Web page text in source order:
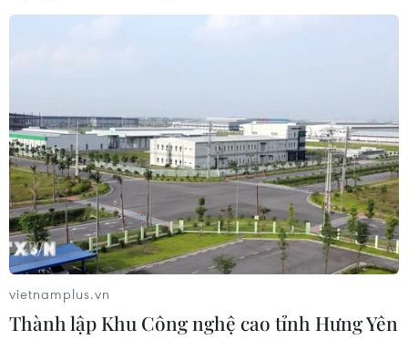
Tây Ban Nha: 100 người thiệt mạng
trong vụ vượt biển ồ ạt vào Ceuta
06/08/2026 16:03
Đức tuyên án chung thân đối tượng
gây vụ lao xe vào đám đông ở
Munich
vietnamplus.vn
Thành lập Khu Công nghệ cao tỉnh Hưng Yên